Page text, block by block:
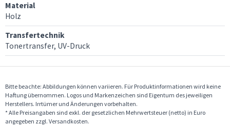
Material
Holz
Transfertechnik
Tonertransfer, UV-Druck
Bitte beachte: Abbildungen können variieren. Für Produktinformationen wird keine
Haftung übernommen. Logos und Markenzeichen sind Eigentum des jeweiligen
Herstellers. Irrtümer und Änderungen vorbehalten.
* Alle Preisangaben sind exkl. der gesetzlichen Mehrwertsteuer (netto) in Euro
angegeben zzgl. Versandkosten.